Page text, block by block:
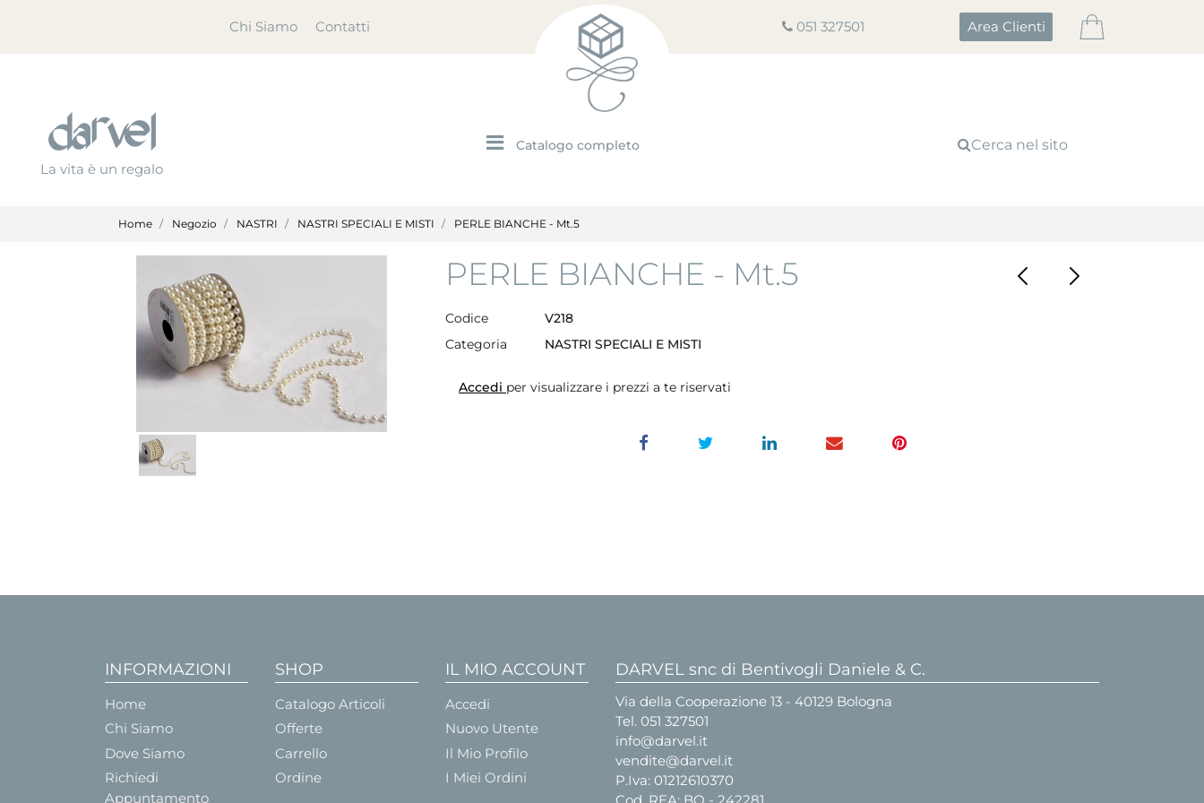
Chi Siamo Contatti 051 327501 Area Clienti
La vita è un regalo
Open menu Cerca nel sito
Home Negozio NASTRI NASTRI SPECIALI E MISTI PERLE BIANCHE - Mt.5
PERLE BIANCHE - Mt.5
Codice
V218
Categoria
NASTRI SPECIALI E MISTI
Accedi per visualizzare i prezzi a te riservati
INFORMAZIONI
Home
Chi Siamo
Dove Siamo
Richiedi
Appuntamento
SHOP
Catalogo Articoli
Offerte
Carrello
Ordine
IL MIO ACCOUNT
Accedi
Nuovo Utente
Il Mio Profilo
I Miei Ordini
DARVEL snc di Bentivogli Daniele & C.
Via della Cooperazione 13 - 40129 Bologna
Tel. 051 327501
info@darvel.it
vendite@darvel.it
P.Iva: 01212610370
Cod. REA: BO - 242281